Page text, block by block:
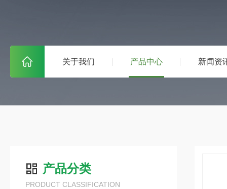
关于我们 产品中心 新闻资
产品分类
PRODUCT CLASSIFICATION